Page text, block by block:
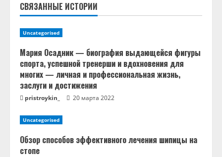
ч
т
е
н
и
е
СВЯЗАННЫЕ ИСТОРИИ
Uncategorised
Мария Осадник — биография выдающейся фигуры
спорта, успешной тренерши и вдохновения для
многих — личная и профессиональная жизнь,
заслуги и достижения
pristroykin_ 20 марта 2022
Uncategorised
Обзор способов эффективного лечения шипицы на
стопе